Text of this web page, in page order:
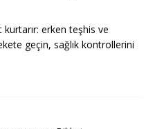
erken teşhis ve
geçin, sağlık kontrollerini